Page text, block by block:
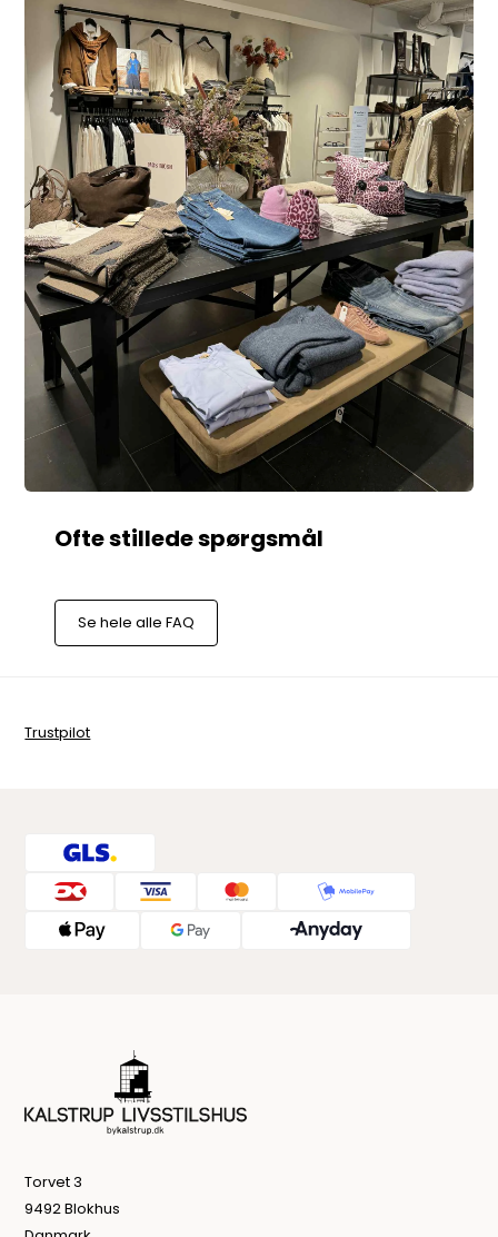
Se hele alle FAQ
Trustpilot
Torvet 3
9492 Blokhus